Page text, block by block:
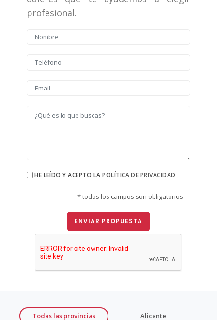
profesional.
HE LEÍDO Y ACEPTO LAPOLÍTICA DE PRIVACIDAD
* todos los campos son obligatorios
ENVIAR PROPUESTA
Todas las provincias Alicante